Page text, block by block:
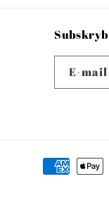
E-mail
Metody
płatności